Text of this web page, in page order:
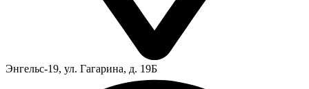
Энгельс-19, ул. Гагарина, д. 19Б